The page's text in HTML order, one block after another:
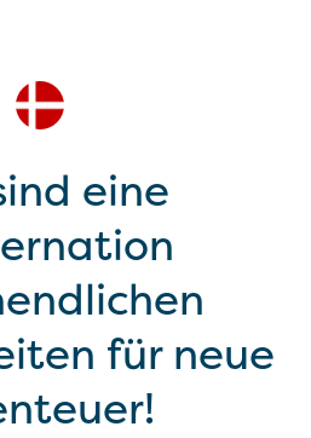
eine
für neue